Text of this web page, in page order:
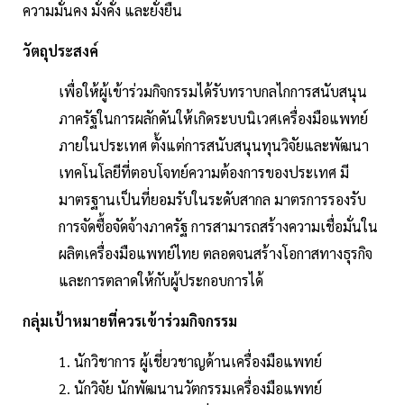
ความมั่นคง มั่งคั่ง และยั่งยืน
วัตถุประสงค์
เพื่อให้ผู้เข้าร่วมกิจกรรมได้รับทราบกลไกการสนับสนุน
ภาครัฐในการผลักดันให้เกิดระบบนิเวศเครื่องมือแพทย์
ภายในประเทศ ตั้งแต่การสนับสนุนทุนวิจัยและพัฒนา
เทคโนโลยีที่ตอบโจทย์ความต้องการของประเทศ มี
มาตรฐานเป็นที่ยอมรับในระดับสากล มาตรการรองรับ
การจัดซื้อจัดจ้างภาครัฐ การสามารถสร้างความเชื่อมั่นใน
ผลิตเครื่องมือแพทย์ไทย ตลอดจนสร้างโอกาสทางธุรกิจ
และการตลาดให้กับผู้ประกอบการได้
กลุ่มเป้าหมายที่ควรเข้าร่วมกิจกรรม
1. นักวิชาการ ผู้เชี่ยวชาญด้านเครื่องมือแพทย์
2. นักวิจัย นักพัฒนานวัตกรรมเครื่องมือแพทย์